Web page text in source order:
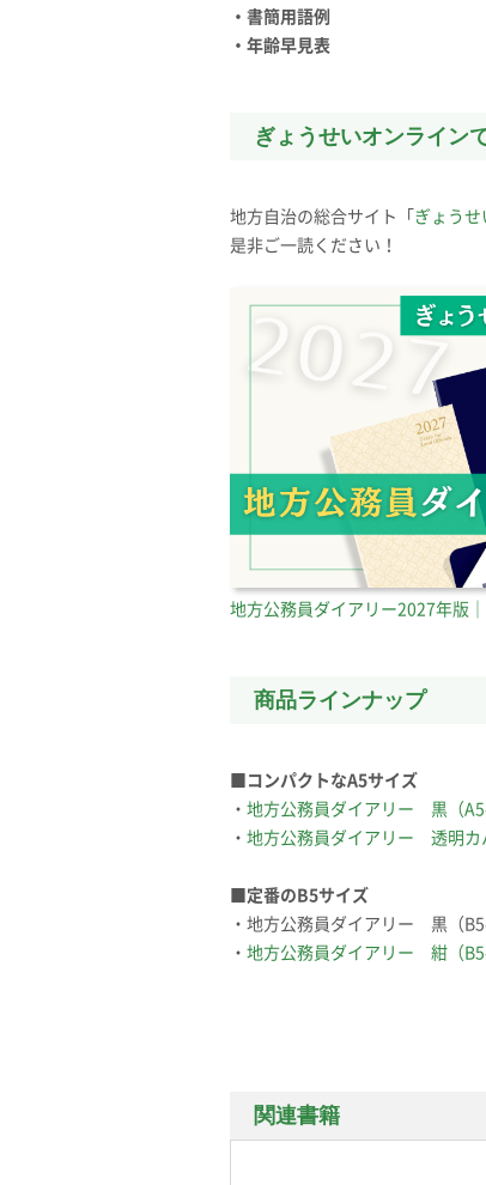
・書簡用語例
・年齢早見表
ぎょうせいオンライン
地方自治の総合サイト「ぎょう
是非ご一読ください！
地方公務員ダイアリー2027年版
商品ラインナップ
■コンパクトなA5サイズ
・ 地方公務員ダイアリー 黒（A5
・ 地方公務員ダイアリー 透明カ
■定番のB5サイズ
・地方公務員ダイアリー 黒（
・ 地方公務員ダイアリー 紺（B5
関連書籍